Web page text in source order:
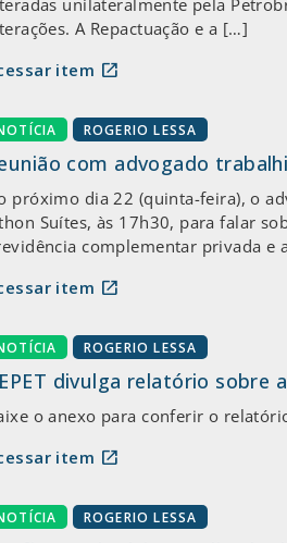
A Repactuação e a […]
item open_in_new
ROGERIO LESSA
com advogado
próximo dia 22 (quinta-feira), o
Suítes, às 17h30, para falar
complementar privada e
item open_in_new
ROGERIO LESSA
divulga relatório sobre
o anexo para conferir o
item open_in_new
ROGERIO LESSA